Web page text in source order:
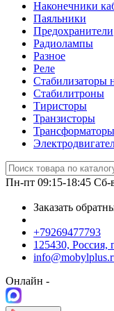
Наконечники
Паяльники
Предохранители
Радиолампы
Разное
Реле
Стабилизаторы
Стабилитроны
Тиристоры
Транзисторы
Трансформаторы
Пн-пт 09:15-18:45 Сб-
Заказать
+79269477793
125430, Россия,
Онлайн -